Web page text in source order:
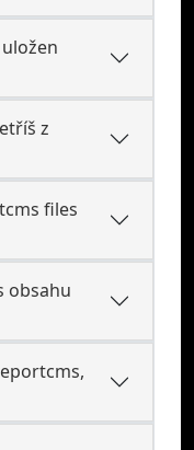
z
files
obsahu